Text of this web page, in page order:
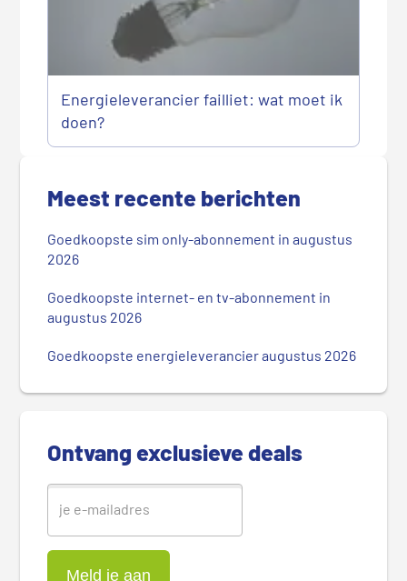
Energieleverancier failliet: wat moet ik
doen?
d
Meest recente berichten
Goedkoopste sim only-abonnement in augustus
2026
Goedkoopste internet- en tv-abonnement in
augustus 2026
Goedkoopste energieleverancier augustus 2026
Ontvang exclusieve deals